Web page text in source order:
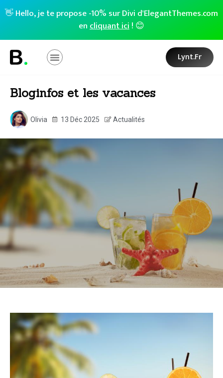
👋 Hello, je te propose -10% sur Divi d'ElegantThemes.com
encliquant ici! 😊
Lynt.fr
Bloginfos et les vacances
Olivia 13 Déc 2025 Actualités